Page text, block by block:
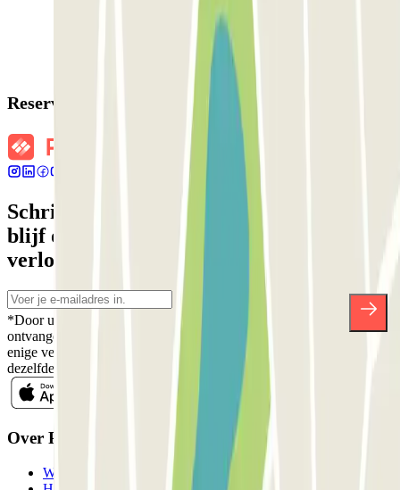
Reserveringsgegevens
Schrijf je in voor onze nieuwsbrief en
blijf op de hoogte van kortingen,
verlotingen en vele andere verrassingen.
*Door u in te schrijven aanvaardt u ons Privacybeleid voor het
ontvangen van commerciële communicatie van Parclick. Zonder
enige verplichting kunt u zich uitschrijven wanneer u maar wilt in
dezelfde nieuwsbrief.
Over Parclick
Wie we zijn